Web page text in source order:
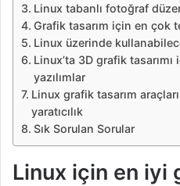
Linux tabanlı fotoğraf
Grafik tasarım için en çok
Linux üzerinde
Linux’ta 3D grafik
yazılımlar
Linux grafik tasarım
yaratıcılık
Sık Sorulan Sorular
Linux için en iyi